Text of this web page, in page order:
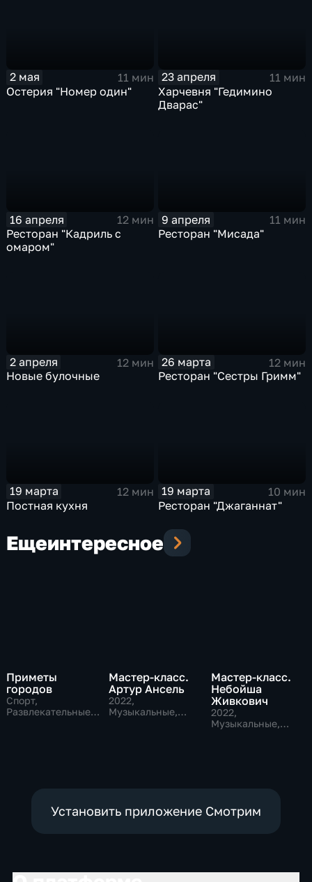
2 мая
11 мин
Остерия "Номер один"
23 апреля
11 мин
Харчевня "Гедимино
Дварас"
16 апреля
12 мин
Ресторан "Кадриль с
омаром"
9 апреля
11 мин
Ресторан "Мисада"
2 апреля
12 мин
Новые булочные
26 марта
12 мин
Ресторан "Сестры Гримм"
19 марта
12 мин
Постная кухня
19 марта
10 мин
Ресторан "Джаганнат"
Ещеинтересное
Приметы
городов
Спорт,
Развлекательные,
Мастер-класс.
Артур Ансель
2022,
Музыкальные,
Мастер-класс.
Небойша
Живкович
2022,
Музыкальные,
Установить приложение Смотрим